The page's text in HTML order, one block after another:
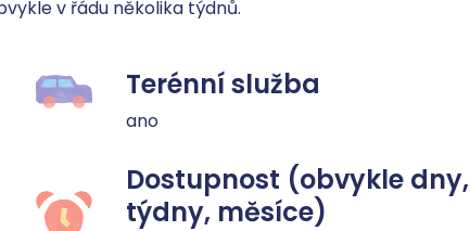
v řádu několika týdnů.
Terénní služba
ano
Dostupnost (obvykle dny,
týdny, měsíce)